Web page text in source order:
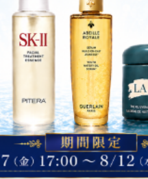
>テイク イット
クアップ リム
ン 200ml
ミルククレ